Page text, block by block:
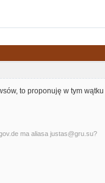
to proponuję w tym
ma aliasa justas@gru.su?